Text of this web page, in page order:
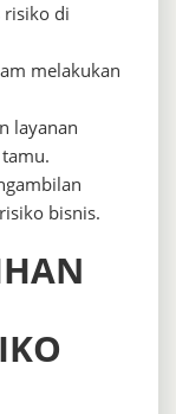
risiko di
melakukan
layanan
bisnis.